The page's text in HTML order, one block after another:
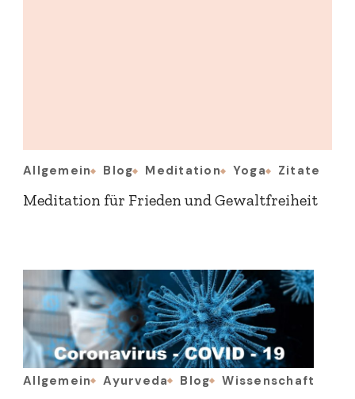
Allgemein Blog Meditation Yoga Zitate
Meditation für Frieden und Gewaltfreiheit
Allgemein Ayurveda Blog Wissenschaft